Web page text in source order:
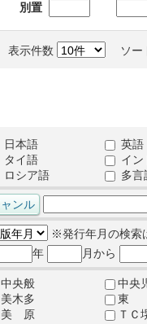
別置
表示件数 ソー
日本語 英語
タイ語
イン
ロシア語
多言
※発行年月の検索
年
月から
中央般 中央
美木多
東
美 原
ＴＣ